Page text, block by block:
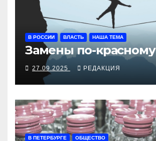
В РОССИИ ВЛАСТЬ НАША ТЕМА
Замены по-красному
27.09.2025 РЕДАКЦИЯ
В ПЕТЕРБУРГЕ ОБЩЕСТВО